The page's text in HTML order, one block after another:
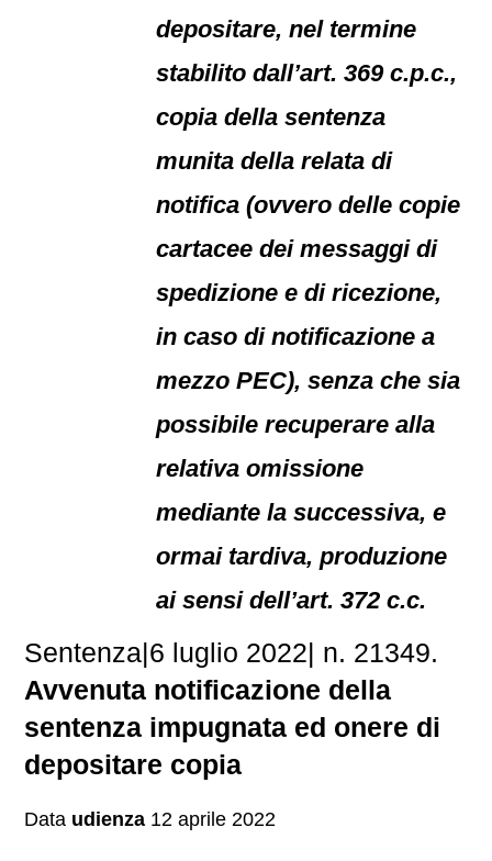
depositare, nel termine
stabilito dall’art. 369 c.p.c.,
copia della sentenza
munita della relata di
notifica (ovvero delle copie
cartacee dei messaggi di
spedizione e di ricezione,
in caso di notificazione a
mezzo PEC), senza che sia
possibile recuperare alla
relativa omissione
mediante la successiva, e
ormai tardiva, produzione
ai sensi dell’art. 372 c.c.
Sentenza|6 luglio 2022| n. 21349.
Avvenuta notificazione della
sentenza impugnata ed onere di
depositare copia
Data udienza 12 aprile 2022